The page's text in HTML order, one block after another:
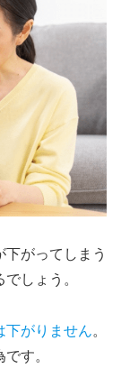
がってしまう
しょう。
下がりません。
す。